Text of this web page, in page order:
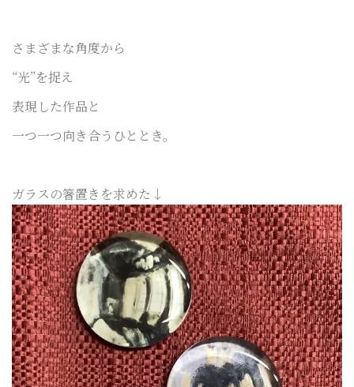
さまざまな角度から
“光”を捉え
表現した作品と
一つ一つ向き合うひととき。
ガラスの箸置きを求めた↓